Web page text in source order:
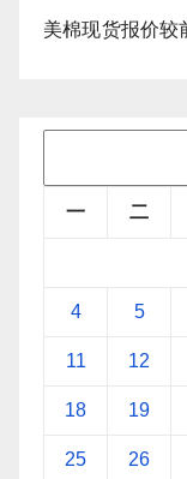
美棉现货报价较
一 二
4 5
11 12
18 19
25 26